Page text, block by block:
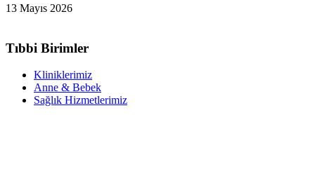
13 Mayıs 2026
Tıbbi Birimler
Kliniklerimiz
Anne & Bebek
Sağlık Hizmetlerimiz